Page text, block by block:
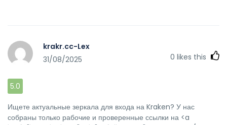
krakr.cc-Lex
31/08/2025
0 likes this
5.0
Ищете актуальные зеркала для входа на Kraken? У нас
собраны только рабочие и проверенные ссылки на <a